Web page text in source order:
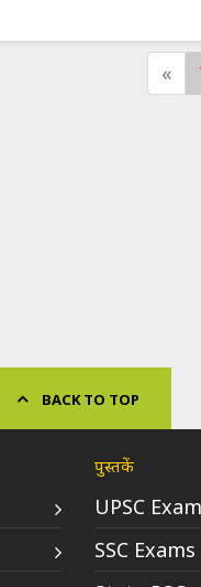
«
BACK TO TOP
पुस्तकें
UPSC
SSC